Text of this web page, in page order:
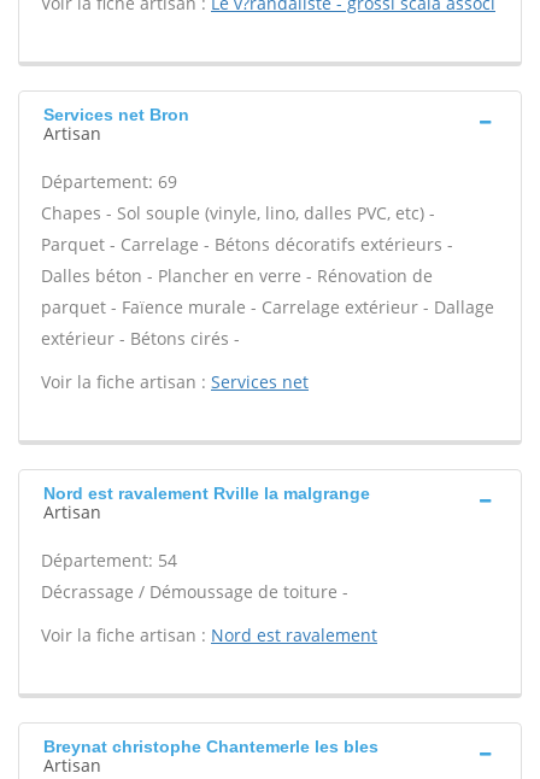
Services net Bron
Artisan
Département: 69
Chapes - Sol souple (vinyle, lino, dalles PVC, etc) -
Parquet - Carrelage - Bétons décoratifs extérieurs -
Dalles béton - Plancher en verre - Rénovation de
parquet - Faïence murale - Carrelage extérieur - Dallage
extérieur - Bétons cirés -
Voir la fiche artisan : Services net
Nord est ravalement Rville la malgrange
Artisan
Département: 54
Décrassage / Démoussage de toiture -
Voir la fiche artisan : Nord est ravalement
Breynat christophe Chantemerle les bles
Artisan